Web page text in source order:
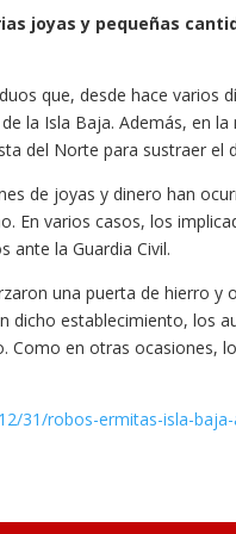
joyas y pequeñas
que, desde hace varios
la Isla Baja. Además, en
del Norte para sustraer el
de joyas y dinero han
En varios casos, los
ante la Guardia Civil.
una puerta de hierro
dicho establecimiento, los
Como en otras ocasiones,
31/robos-ermitas-isla-